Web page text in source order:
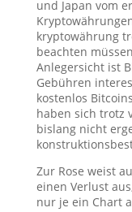
und Japan vom
kryptowährung
beachten
Anlegersicht ist
Gebühren
kostenlos
haben sich trotz
bislang nicht
Zur Rose weist
einen Verlust
nur je ein Chart